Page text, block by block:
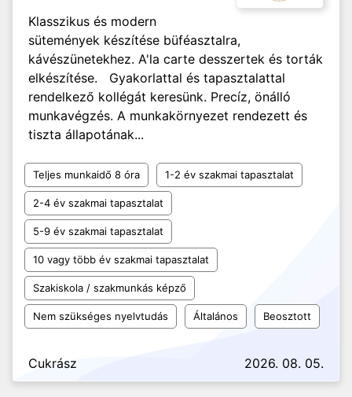
Klasszikus és modern
sütemények készítése büféasztalra,
kávészünetekhez. A'la carte desszertek és torták
elkészítése. Gyakorlattal és tapasztalattal
rendelkező kollégát keresünk. Precíz, önálló
munkavégzés. A munkakörnyezet rendezett és
tiszta állapotának...
Teljes munkaidő 8 óra 1-2 év szakmai tapasztalat
2-4 év szakmai tapasztalat
5-9 év szakmai tapasztalat
10 vagy több év szakmai tapasztalat
Szakiskola / szakmunkás képző
Nem szükséges nyelvtudás Általános Beosztott
Cukrász 2026. 08. 05.